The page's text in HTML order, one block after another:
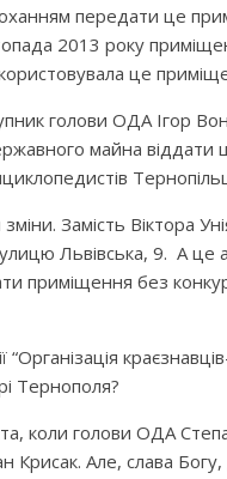
передати це
2013 року
це
голови ОДА Ігор
майна віддати
Замість Віктора
Львівська, 9. А
приміщення без
“Організація
Тернополя?
коли голови ОДА
Крисак. Але, слава